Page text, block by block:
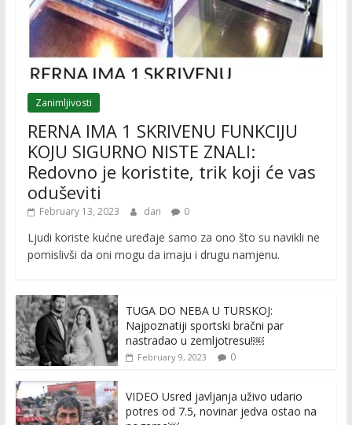
Zanimljivosti
RERNA IMA 1 SKRIVENU FUNKCIJU
KOJU SIGURNO NISTE ZNALI:
Redovno je koristite, trik koji će vas
oduševiti
February 13, 2023 dan 0
Ljudi koriste kućne uređaje samo za ono što su navikli ne
pomislivši da oni mogu da imaju i drugu namjenu.
TUGA DO NEBA U TURSKOJ:
Najpoznatiji sportski bračni par
nastradao u zemljotresu!￼
February 9, 2023 0
VIDEO Usred javljanja uživo udario
potres od 7.5, novinar jedva ostao na